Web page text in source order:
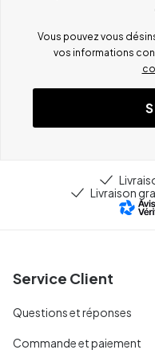
Vous pouvez vous
vos informations
Livraison
Service Client
Questions et réponses
Commande et paiement